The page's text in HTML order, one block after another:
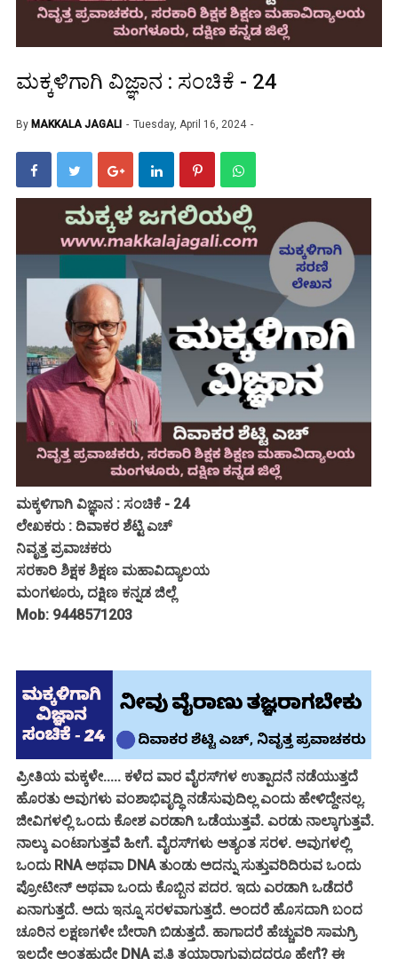
ಮಕ್ಕಳಿಗಾಗಿ ವಿಜ್ಞಾನ : ಸಂಚಿಕೆ - 24
By MAKKALA JAGALI Tuesday, April 16, 2024
ಮಕ್ಕಳಿಗಾಗಿ ವಿಜ್ಞಾನ : ಸಂಚಿಕೆ - 24
ಲೇಖಕರು : ದಿವಾಕರ ಶೆಟ್ಟಿ ಎಚ್
ನಿವೃತ್ತ ಪ್ರವಾಚಕರು
ಸರಕಾರಿ ಶಿಕ್ಷಕ ಶಿಕ್ಷಣ ಮಹಾವಿದ್ಯಾಲಯ
ಮಂಗಳೂರು, ದಕ್ಷಿಣ ಕನ್ನಡ ಜಿಲ್ಲೆ
Mob: 9448571203
ಪ್ರೀತಿಯ ಮಕ್ಕಳೇ..... ಕಳೆದ ವಾರ ವೈರಸ್‌ಗಳ ಉತ್ಪಾದನೆ ನಡೆಯುತ್ತದೆ
ಹೊರತು ಅವುಗಳು ವಂಶಾಭಿವೃದ್ಧಿ ನಡೆಸುವುದಿಲ್ಲ ಎಂದು ಹೇಳಿದ್ದೇನಲ್ಲ.
ಜೀವಿಗಳಲ್ಲಿ ಒಂದು ಕೋಶ ಎರಡಾಗಿ ಒಡೆಯುತ್ತವೆ. ಎರಡು ನಾಲ್ಕಾಗುತ್ತವೆ.
ನಾಲ್ಕು ಎಂಟಾಗುತ್ತವೆ ಹೀಗೆ. ವೈರಸ್‌ಗಳು ಅತ್ಯಂತ ಸರಳ. ಅವುಗಳಲ್ಲಿ
ಒಂದು RNA ಅಥವಾ DNA ತುಂಡು ಅದನ್ನು ಸುತ್ತುವರಿದಿರುವ ಒಂದು
ಪ್ರೋಟೀನ್ ಅಥವಾ ಒಂದು ಕೊಬ್ಬಿನ ಪದರ. ಇದು ಎರಡಾಗಿ ಒಡೆದರೆ
ಏನಾಗುತ್ತದೆ. ಅದು ಇನ್ನೂ ಸರಳವಾಗುತ್ತದೆ. ಅಂದರೆ ಹೊಸದಾಗಿ ಬಂದ
ಚೂರಿನ ಲಕ್ಷಣಗಳೇ ಬೇರಾಗಿ ಬಿಡುತ್ತದೆ. ಹಾಗಾದರೆ ಹೆಚ್ಚುವರಿ ಸಾಮಗ್ರಿ
ಇಲ್ಲದೇ ಅಂತಹುದೇ DNA ಪ್ರತಿ ತಯಾರಾಗುವುದದರೂ ಹೇಗೆ? ಈ